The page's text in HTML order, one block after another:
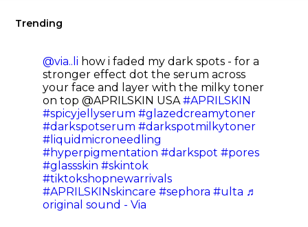
Trending
@via..li how i faded my dark spots - for a
stronger effect dot the serum across
your face and layer with the milky toner
on top @APRILSKIN USA#APRILSKIN
#spicyjellyserum #glazedcreamytoner
#darkspotserum #darkspotmilkytoner
#liquidmicroneedling
#hyperpigmentation #darkspot #pores
#glassskin #skintok
#tiktokshopnewarrivals
#APRILSKINskincare #sephora #ulta ♬
original sound - Via